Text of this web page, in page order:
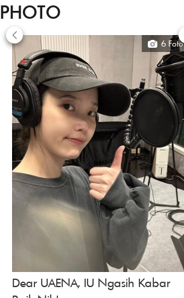
PHOTO
6 Foto
Dear UAENA, IU Ngasih Kabar